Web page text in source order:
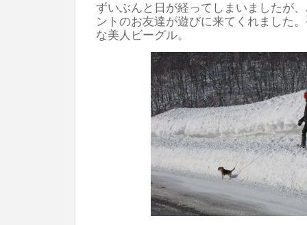
ずいぶんと日が経ってしまいましたが
ントのお友達が遊びに来てくれました
な美人ビーグル。